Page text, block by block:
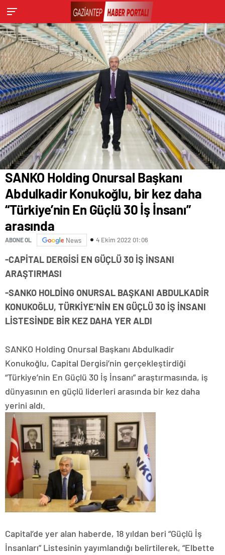
İnsanı” arasında
SANKO Holding Onursal Başkanı
Abdulkadir Konukoğlu, bir kez daha
“Türkiye’nin En Güçlü 30 İş İnsanı”
arasında
ABONE OL News 4 Ekim 2022 01:06
-CAPİTAL DERGİSİ EN GÜÇLÜ 30 İŞ İNSANI
ARAŞTIRMASI
-SANKO HOLDİNG ONURSAL BAŞKANI ABDULKADİR
KONUKOĞLU, TÜRKİYE’NİN EN GÜÇLÜ 30 İŞ İNSANI
LİSTESİNDE BİR KEZ DAHA YER ALDI
SANKO Holding Onursal Başkanı Abdulkadir
Konukoğlu, Capital Dergisi’nin gerçekleştirdiği
“Türkiye’nin En Güçlü 30 İş İnsanı” araştırmasında, iş
dünyasının en güçlü liderleri arasında bir kez daha
yerini aldı.
Capital’de yer alan haberde, 18 yıldan beri “Güçlü İş
İnsanları” Listesinin yayımlandığı belirtilerek, “Elbette